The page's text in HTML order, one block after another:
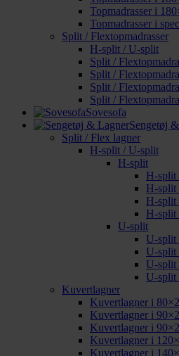
Topmadrasser i
Topmadrasser i
Split / Flextopmadrasser
H-split / U-split
Split /
Split /
Split /
Split /
Sovesofa
Sengetøj
Split / Flex lagner
H-split / U-split
H-split
H-split
H-split
H-split
H-split
U-split
U-split
U-split
U-split
U-split
Kuvertlagner
Kuvertlagner i
Kuvertlagner i
Kuvertlagner i
Kuvertlagner i
Kuvertlagner i